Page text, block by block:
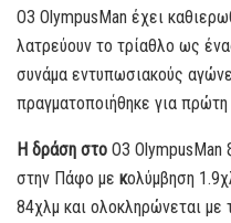
O3 OlympusMan έχει
λατρεύουν το τρίαθλο ως
συνάμα εντυπωσιακούς
πραγματοποιήθηκε για
Η δράση στο O3 OlympusMan
στην Πάφο με κολύμβηση
84χλμ και ολοκληρώνεται με